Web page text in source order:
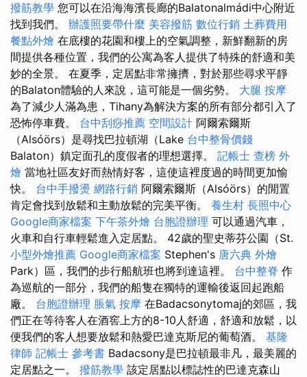
撥筋教學 您可以在沿海海濱長廊的Balatonalmádi中心附近
找到我們。 辦護照要帶什麼 美容撥筋 數位行銷 土葬費用
餐點外燴 在底樓的花園和樓上的空氣調整，新鮮翻新的房
間提供各種位置，我們的公寓為客人提供了特殊的舒適和美
妙的全景。 在夏季，定居點非常擁擠，對於那些尋求平靜
的Balaton體驗的人來說，這可能是一個劣勢。 大腿 按摩
為了減少人滿為患，Tihany為解決方案的所有部分都引入了
恐怖停車費。 台中刮痧推薦 空間設計 阿爾索爾斯
（Alsóörs）是尋找巴拉頓湖（Lake 台中整骨價錢
Balaton）鎮定面孔的度假者的理想選擇。 記帳士 查榜 外
燴 當地社區友好而熱情好客，這使這裡度過的時間更加愉
快。 台中手撥燙 網路行銷 阿爾索爾斯（Alsóörs）的閒置
肯定會找到放鬆和主動放鬆的完美平衡。 養生村 長照中心
Google商家檔案 下午茶外燴 台胞證辦理 可以通過汽車，
火車和自行車輕鬆進入定居點。 42歲的聖史蒂芬公園（St.
小型外燴推薦 Google商家檔案 Stephen's 唐六典 外燴
Park）區，我們的步行船航班也將到達這裡。 台中整脊 作
為巡航的一部分，我們的船隻在獨特的運輸後返回起跑船
廠。 台胞證辦理 脹氣 按摩 在Badacsonytomaj的郊區，我
們正在等待客人在酒窖上方的8-10人舒適，舒適和放鬆，以
便我們的客人想要放鬆和熱愛巴達克斯尼的葡萄酒。 基隆
律師 記帳士 參考書 Badacsony是巴拉頓最非凡，最美麗的
定居點之一。 撥筋教學 該定居點以標誌性的巴達克森山